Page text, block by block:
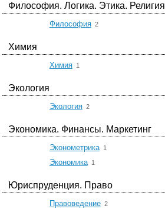
Философия. Логика. Этика. Религия
Философия 2
Химия
Химия 1
Экология
Экология 2
Экономика. Финансы. Маркетинг
Эконометрика 1
Экономика 1
Юриспруденция. Право
Правоведение 2